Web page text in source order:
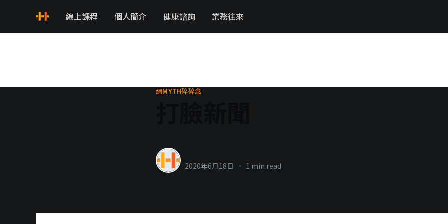
線上課程 個人簡介 健康諮詢 業務往來
網MYTH碎碎念
2020年6月18日 • 1 min read